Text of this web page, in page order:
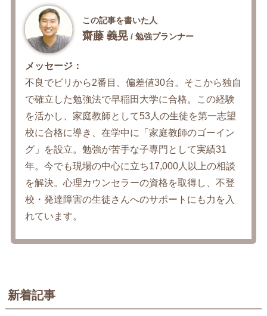
この記事を書いた人
齋藤 義晃/ 勉強プランナー
メッセージ：
不良でビリから2番目、偏差値30台。そこから独自
で確立した勉強法で早稲田大学に合格。この経験
を活かし、家庭教師として53人の生徒を第一志望
校に合格に導き、在学中に「家庭教師のゴーイン
グ」を設立。勉強が苦手な子専門として実績31
年。今でも現場の中心に立ち17,000人以上の相談
を解決。心理カウンセラーの資格を取得し、不登
校・発達障害の生徒さんへのサポートにも力を入
れています。
新着記事